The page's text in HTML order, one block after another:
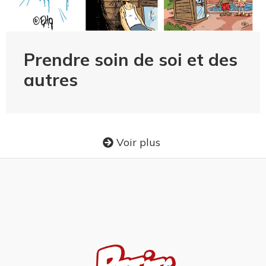
Prendre soin de soi et des
autres
Voir plus